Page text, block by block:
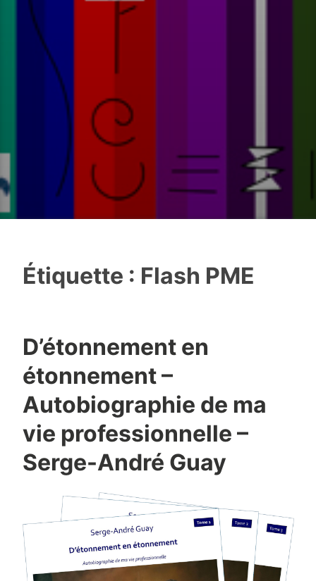
Étiquette : Flash PME
D’étonnement en
étonnement –
Autobiographie de ma
vie professionnelle –
Serge-André Guay